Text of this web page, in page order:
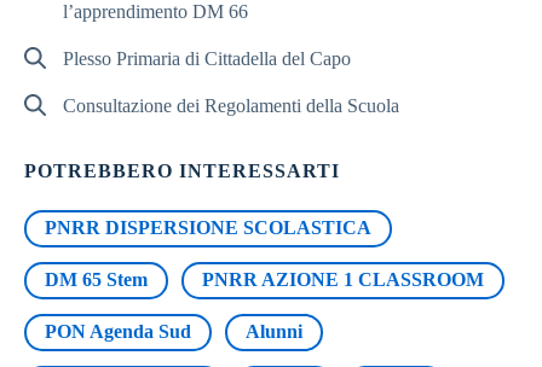
l’apprendimento DM 66
Plesso Primaria di Cittadella del Capo
Consultazione dei Regolamenti della Scuola
POTREBBERO INTERESSARTI
PNRR DISPERSIONE SCOLASTICA
DM 65 Stem PNRR AZIONE 1 CLASSROOM
PON Agenda Sud Alunni